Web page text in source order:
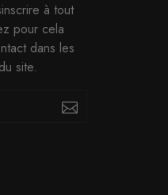
à tout
pour cela
dans les
site.